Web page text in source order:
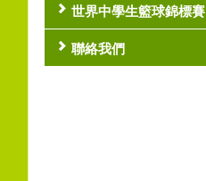
世界中學生籃球錦標賽
聯絡我們